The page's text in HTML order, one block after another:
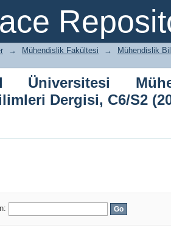
→ Mühendislik Fakültesi →
Mühendislik
Üniversitesi
Dergisi, C6/S2